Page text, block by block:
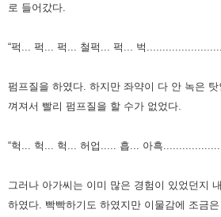
로 들어갔다.
“퍽... 퍽... 퍽... 철퍽... 퍽... 벅
펌프질을 하였다. 하지만 좌약이 다 안 녹은
껴져서 빨리 펌프질을 할 수가 없었다.
“헉... 헉... 헉... 허업..... 흡... 아흑
그러나 아가씨는 이미 많은 경험이 있었던지
하였다. 빡빡하기도 하였지만 이물감에 조금